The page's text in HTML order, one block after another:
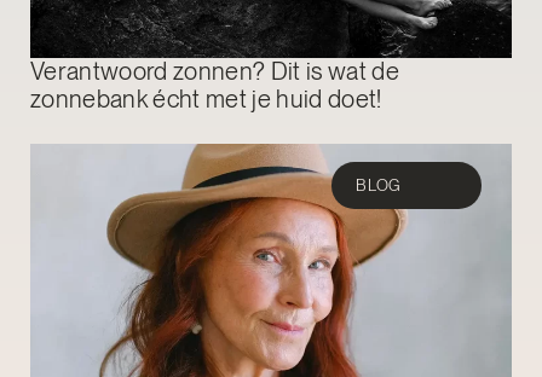
Verantwoord zonnen? Dit is wat de
zonnebank écht met je huid doet!
BLOG